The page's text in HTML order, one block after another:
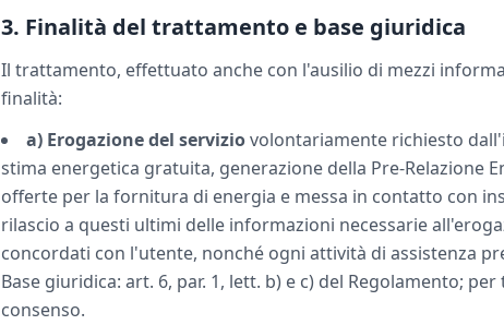
3. Finalità del trattamento e base giuridica
Il trattamento, effettuato anche con l'ausilio di mezzi
finalità:
a) Erogazione del serviziovolontariamente richiesto
stima energetica gratuita, generazione della Pre-Relazione
offerte per la fornitura di energia e messa in contatto con
rilascio a questi ultimi delle informazioni necessarie
concordati con l'utente, nonché ogni attività di assistenza
Base giuridica: art. 6, par. 1, lett. b) e c) del Regolamento;
consenso.